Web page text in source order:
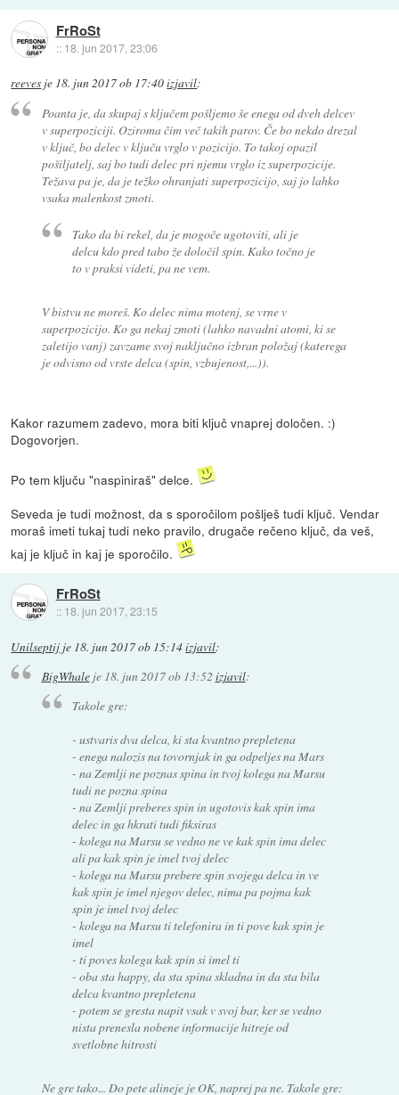
FrRoSt
:: 18. jun 2017, 23:06
reeves je 18. jun 2017 ob 17:40izjavil:
Poanta je, da skupaj s ključem pošljemo še enega od dveh delcev
v superpoziciji. Oziroma čim več takih parov. Če bo nekdo drezal
v ključ, bo delec v ključu vrglo v pozicijo. To takoj opazil
pošiljatelj, saj bo tudi delec pri njemu vrglo iz superpozicije.
Težava pa je, da je težko ohranjati superpozicijo, saj jo lahko
vsaka malenkost zmoti.
Tako da bi rekel, da je mogoče ugotoviti, ali je
delcu kdo pred tabo že določil spin. Kako točno je
to v praksi videti, pa ne vem.
V bistvu ne moreš. Ko delec nima motenj, se vrne v
superpozicijo. Ko ga nekaj zmoti (lahko navadni atomi, ki se
zaletijo vanj) zavzame svoj naključno izbran položaj (katerega
je odvisno od vrste delca (spin, vzbujenost,...)).
Kakor razumem zadevo, mora biti ključ vnaprej določen. :)
Dogovorjen.
Po tem ključu "naspiniraš" delce.
Seveda je tudi možnost, da s sporočilom pošlješ tudi ključ. Vendar
moraš imeti tukaj tudi neko pravilo, drugače rečeno ključ, da veš,
kaj je ključ in kaj je sporočilo.
FrRoSt
:: 18. jun 2017, 23:15
Unilseptij je 18. jun 2017 ob 15:14izjavil:
BigWhaleje 18. jun 2017 ob 13:52 izjavil:
Takole gre:
- ustvaris dva delca, ki sta kvantno prepletena
- enega nalozis na tovornjak in ga odpeljes na Mars
- na Zemlji ne poznas spina in tvoj kolega na Marsu
tudi ne pozna spina
- na Zemlji preberes spin in ugotovis kak spin ima
delec in ga hkrati tudi fiksiras
- kolega na Marsu se vedno ne ve kak spin ima delec
ali pa kak spin je imel tvoj delec
- kolega na Marsu prebere spin svojega delca in ve
kak spin je imel njegov delec, nima pa pojma kak
spin je imel tvoj delec
- kolega na Marsu ti telefonira in ti pove kak spin je
imel
- ti poves kolegu kak spin si imel ti
- oba sta happy, da sta spina skladna in da sta bila
delca kvantno prepletena
- potem se gresta napit vsak v svoj bar, ker se vedno
nista prenesla nobene informacije hitreje od
svetlobne hitrosti
Ne gre tako... Do pete alineje je OK, naprej pa ne. Takole gre: